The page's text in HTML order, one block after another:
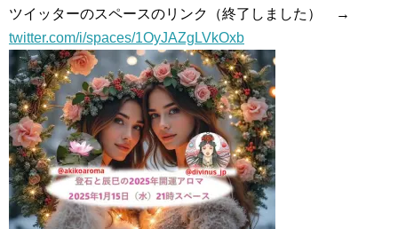
ツイッターのスペースのリンク（終了しました） →
twitter.com/i/spaces/1OyJAZgLVkOxb